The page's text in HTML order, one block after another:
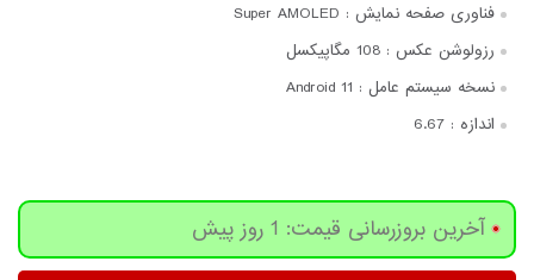
فناوری صفحه‌ نمایش : Super AMOLED
رزولوشن عکس : 108 مگاپیکسل
نسخه سیستم عامل : Android 11
اندازه : 6.67
آخرین بروزرسانی قیمت: 1 روز پیش